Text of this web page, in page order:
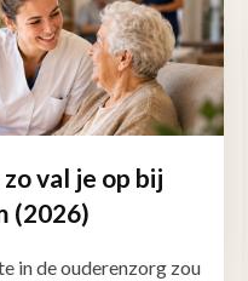
val je op bij
(2026)
in de ouderenzorg zou